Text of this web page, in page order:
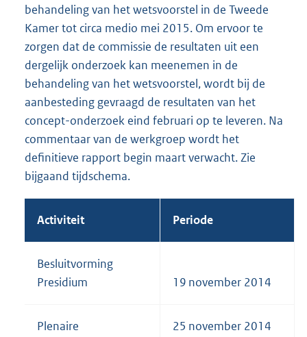
e
r
n
e
l
i
n
k
:
behandeling van het wetsvoorstel in de Tweede
Kamer tot circa medio mei 2015. Om ervoor te
zorgen dat de commissie de resultaten uit een
dergelijk onderzoek kan meenemen in de
behandeling van het wetsvoorstel, wordt bij de
aanbesteding gevraagd de resultaten van het
concept-onderzoek eind februari op te leveren. Na
commentaar van de werkgroep wordt het
definitieve rapport begin maart verwacht. Zie
bijgaand tijdschema.
Activiteit Periode
Besluitvorming
Presidium
19 november 2014
Plenaire
25 november 2014